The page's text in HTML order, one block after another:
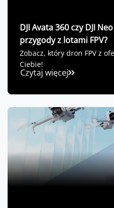
DJI Avata 360 czy DJI
przygody z lotami FPV?
Zobacz, który dron FPV z
Ciebie!
Czytaj więcej